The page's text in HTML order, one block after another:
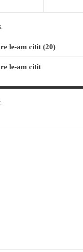
le-am citit (20)
le-am citit